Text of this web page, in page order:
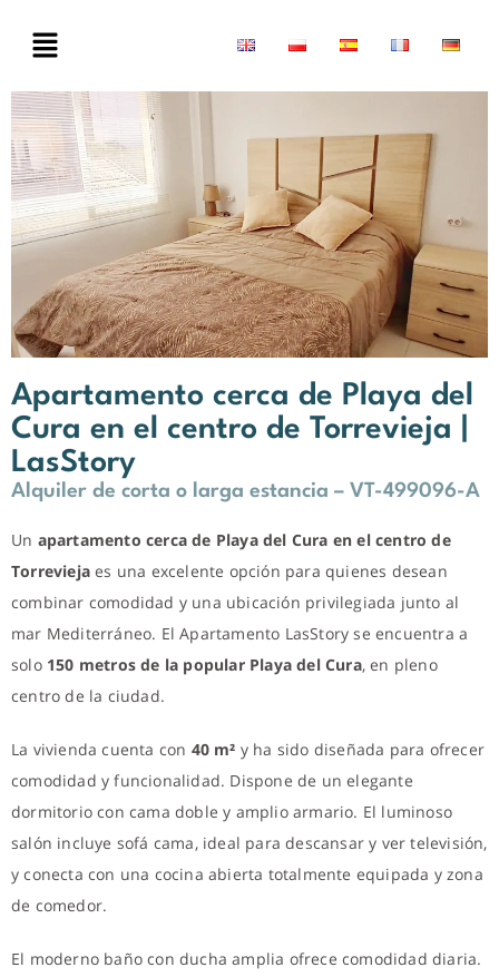
Apartamento cerca de Playa del
Cura en el centro de Torrevieja |
LasStory
Alquiler de corta o larga estancia – VT-499096-A
Un apartamento cerca de Playa del Cura en el centro de
Torrevieja es una excelente opción para quienes desean
combinar comodidad y una ubicación privilegiada junto al
mar Mediterráneo. El Apartamento LasStory se encuentra a
solo 150 metros de la popular Playa del Cura, en pleno
centro de la ciudad.
La vivienda cuenta con 40 m² y ha sido diseñada para ofrecer
comodidad y funcionalidad. Dispone de un elegante
dormitorio con cama doble y amplio armario. El luminoso
salón incluye sofá cama, ideal para descansar y ver televisión,
y conecta con una cocina abierta totalmente equipada y zona
de comedor.
El moderno baño con ducha amplia ofrece comodidad diaria.